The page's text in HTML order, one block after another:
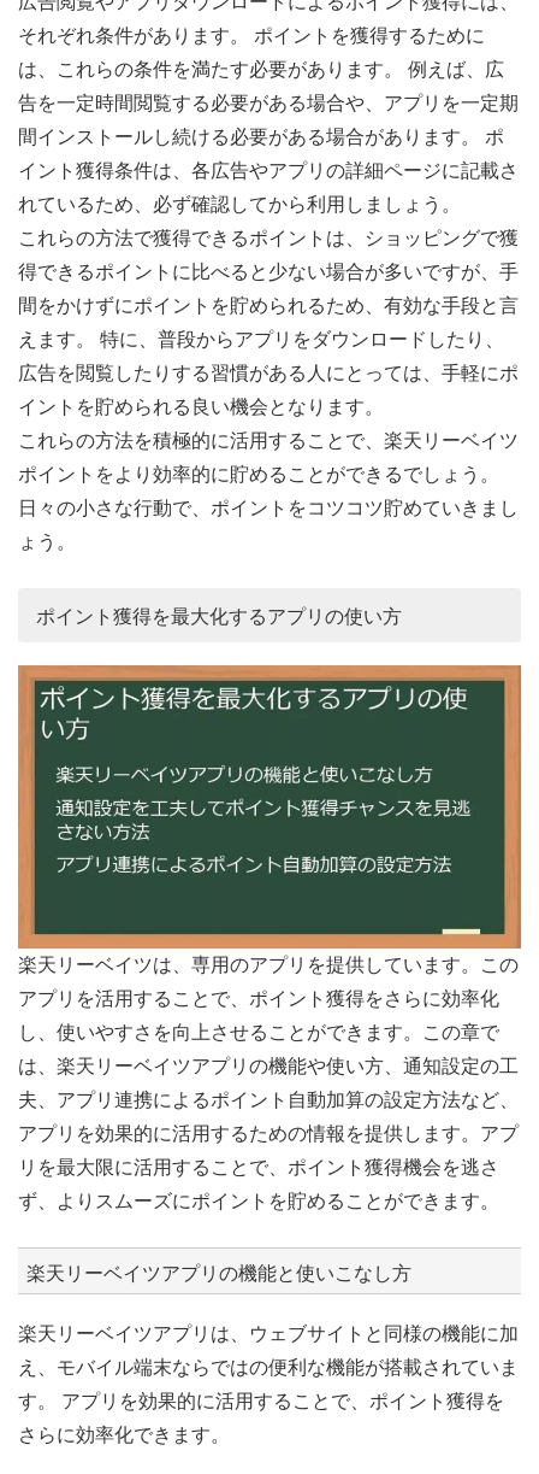
それぞれ条件があります。 ポイントを獲得するために
は、これらの条件を満たす必要があります。 例えば、広
告を一定時間閲覧する必要がある場合や、アプリを一定期
間インストールし続ける必要がある場合があります。 ポ
イント獲得条件は、各広告やアプリの詳細ページに記載さ
れているため、必ず確認してから利用しましょう。
これらの方法で獲得できるポイントは、ショッピングで獲
得できるポイントに比べると少ない場合が多いですが、手
間をかけずにポイントを貯められるため、有効な手段と言
えます。 特に、普段からアプリをダウンロードしたり、
広告を閲覧したりする習慣がある人にとっては、手軽にポ
イントを貯められる良い機会となります。
これらの方法を積極的に活用することで、楽天リーベイツ
ポイントをより効率的に貯めることができるでしょう。
日々の小さな行動で、ポイントをコツコツ貯めていきまし
ょう。
ポイント獲得を最大化するアプリの使い方
楽天リーベイツは、専用のアプリを提供しています。この
アプリを活用することで、ポイント獲得をさらに効率化
し、使いやすさを向上させることができます。この章で
は、楽天リーベイツアプリの機能や使い方、通知設定の工
夫、アプリ連携によるポイント自動加算の設定方法など、
アプリを効果的に活用するための情報を提供します。アプ
リを最大限に活用することで、ポイント獲得機会を逃さ
ず、よりスムーズにポイントを貯めることができます。
楽天リーベイツアプリの機能と使いこなし方
楽天リーベイツアプリは、ウェブサイトと同様の機能に加
え、モバイル端末ならではの便利な機能が搭載されていま
す。 アプリを効果的に活用することで、ポイント獲得を
さらに効率化できます。